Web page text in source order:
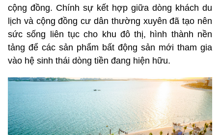
cộng đồng. Chính sự kết hợp giữa dòng khách du
lịch và cộng đồng cư dân thường xuyên đã tạo nên
sức sống liên tục cho khu đô thị, hình thành nền
tảng để các sản phẩm bất động sản mới tham gia
vào hệ sinh thái dòng tiền đang hiện hữu.